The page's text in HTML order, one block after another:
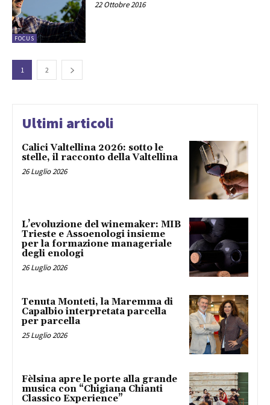
FOCUS
22 Ottobre 2016
1 2
Ultimi articoli
Calici Valtellina 2026: sotto le
stelle, il racconto della Valtellina
26 Luglio 2026
L’evoluzione del winemaker: MIB
Trieste e Assoenologi insieme
per la formazione manageriale
degli enologi
26 Luglio 2026
Tenuta Monteti, la Maremma di
Capalbio interpretata parcella
per parcella
25 Luglio 2026
Fèlsina apre le porte alla grande
musica con “Chigiana Chianti
Classico Experience”